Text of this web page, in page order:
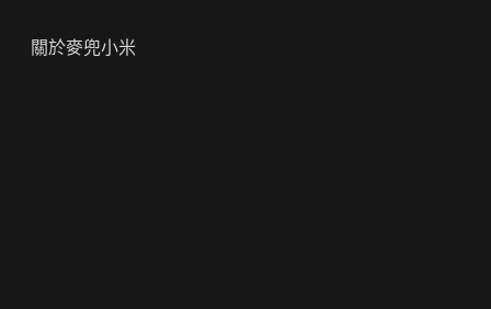
關於麥兜小米